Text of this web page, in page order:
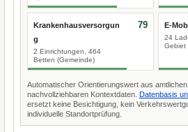
Krankenhausversorgun
g
2 Einrichtungen, 464
Betten (Gemeinde)
79 E-
24
Gebiet
Automatischer Orientierungswert aus
nachvollziehbaren Kontextdaten. Datenbasis
ersetzt keine Besichtigung, kein
individuelle Standortprüfung.